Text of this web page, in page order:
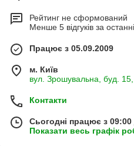
Рейтинг не сформований
Менше 5 відгуків за
Працює з 05.09.2009
м. Київ
вул. Зрошувальна, буд. 15,
Контакти
Сьогодні працює з
Показати весь графік